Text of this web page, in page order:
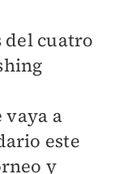
del cuatro
vaya a
este
y